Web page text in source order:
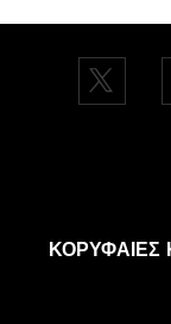
ΚΟΡΥΦΑΊΕΣ